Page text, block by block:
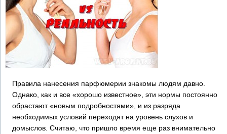
Правила нанесения парфюмерии знакомы людям давно.
Однако, как и все «хорошо известное», эти нормы постоянно
обрастают «новым подробностями», и из разряда
необходимых условий переходят на уровень слухов и
домыслов. Считаю, что пришло время еще раз внимательно